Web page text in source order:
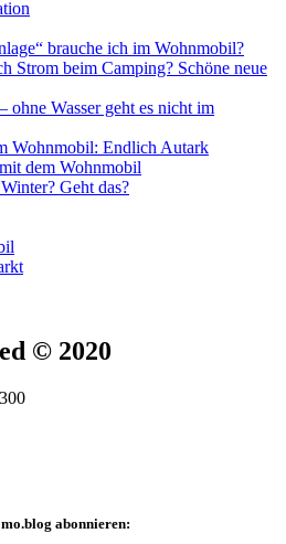
brauche ich im Wohnmobil?
Strom beim Camping? Schöne neue
ohne Wasser geht es nicht im
Wohnmobil: Endlich Autark
dem Wohnmobil
Geht das?
© 2020
abonnieren: